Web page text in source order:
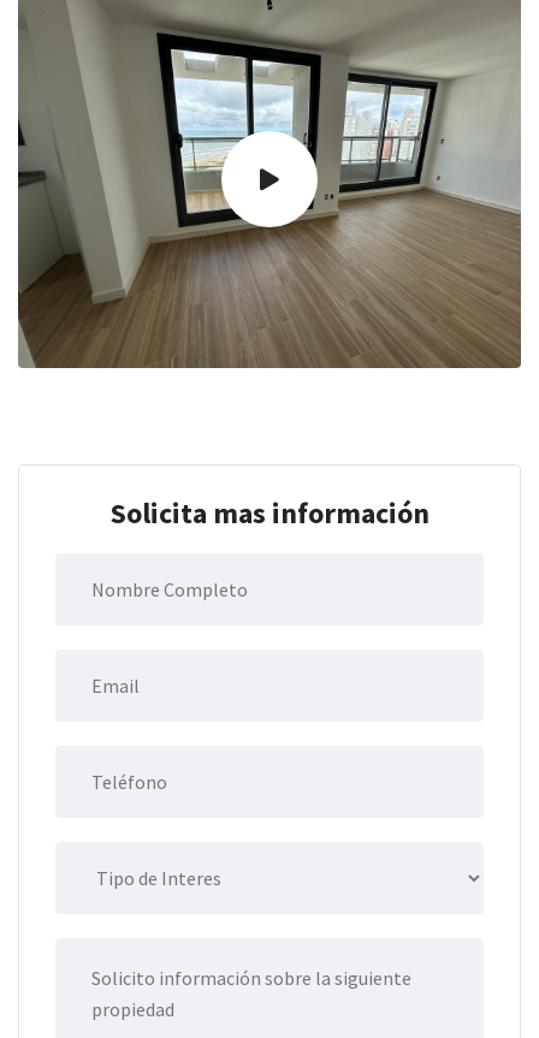
Solicita mas información